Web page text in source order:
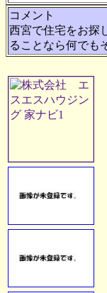
コメント
西宮で住宅をお探
ることなら何でも